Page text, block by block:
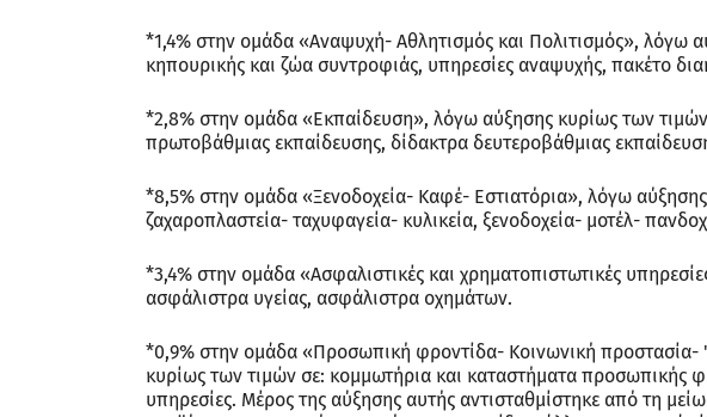
*1,4% στην ομάδα «Αναψυχή- Αθλητισμός και Πολιτισμός», λόγω
κηπουρικής και ζώα συντροφιάς, υπηρεσίες αναψυχής, πακέτο
*2,8% στην ομάδα «Εκπαίδευση», λόγω αύξησης κυρίως των
πρωτοβάθμιας εκπαίδευσης, δίδακτρα δευτεροβάθμιας
*8,5% στην ομάδα «Ξενοδοχεία- Καφέ- Εστιατόρια», λόγω
ζαχαροπλαστεία- ταχυφαγεία- κυλικεία, ξενοδοχεία- μοτέλ-
*3,4% στην ομάδα «Ασφαλιστικές και χρηματοπιστωτικές
ασφάλιστρα υγείας, ασφάλιστρα οχημάτων.
*0,9% στην ομάδα «Προσωπική φροντίδα- Κοινωνική προστασία-
κυρίως των τιμών σε: κομμωτήρια και καταστήματα προσωπικής
υπηρεσίες. Μέρος της αύξησης αυτής αντισταθμίστηκε από τη